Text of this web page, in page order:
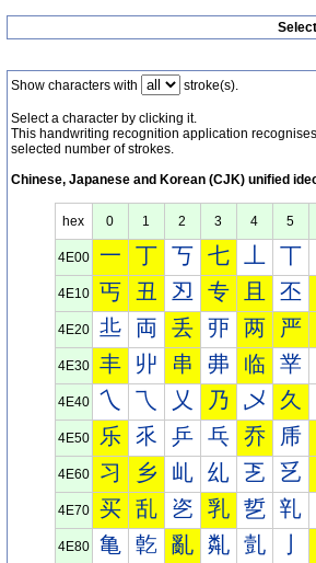
Show characters with stroke(s).
Select a character by clicking it.
This handwriting recognition application
selected number of strokes.
Chinese, Japanese and Korean (CJK) unified
hex 0 1 2 3 4 5
4E00 一 丁 丂 七 丅
4E10 丐 丑 丒 专 且 丕
4E20 丠 両 丢 丣 两 严
4E30 丰 丱 串 丳 临 丵
4E40 乀 乁 乂 乃 乄 久
4E50 乐 乑 乒 乓 乔 乕
4E60 习 乡 乢 乣 乤 乥
4E70 买 乱 乲 乳 乴 乵
4E80 亀 亁 亂 亃 亄